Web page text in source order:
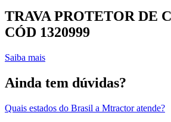
TRAVA PROTETOR DE
CÓD 1320999
Saiba mais
Ainda tem dúvidas?
Quais estados do Brasil a Mtractor atende?